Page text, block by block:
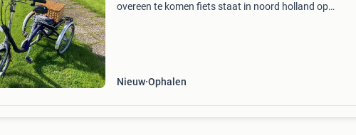
overeen te komen fiets staat in noord holland op
Nieuw Ophalen